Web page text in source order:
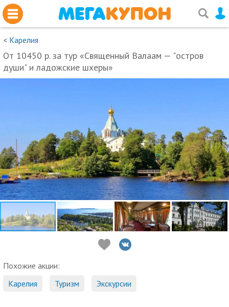
< Карелия
От 10450 р. за тур «Священный Валаам — "остров
души" и ладожские шхеры»
Похожие акции:
Карелия
Туризм Экскурсии